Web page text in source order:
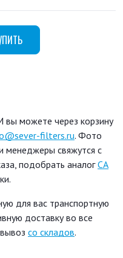
вы можете через корзину
filters.ru. Фото
менеджеры свяжутся с
подобрать аналогCA
для вас транспортную
доставку во все
со складов.